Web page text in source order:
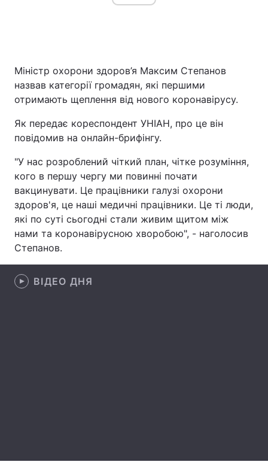
Україна Політика
Спорт Наука
Лайт
Зброя Інциденти
Здоров'я Туризм
Цікавинки Погода
Екологія
Лонгріди
Міністр охорони здоров’я Максим Степанов
назвав категорії громадян, які першими
отримають щеплення від нового коронавірусу.
Як передає кореспондент УНІАН, про це він
повідомив на онлайн-брифінгу.
"У нас розроблений чіткий план, чітке розуміння,
кого в першу чергу ми повинні почати
вакцинувати. Це працівники галузі охорони
здоров'я, це наші медичні працівники. Це ті люди,
які по суті сьогодні стали живим щитом між
нами та коронавірусною хворобою", - наголосив
Степанов.
ВІДЕО ДНЯ